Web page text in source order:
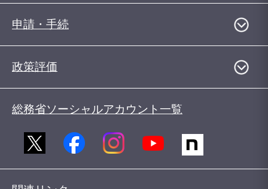
申請・手続
政策評価
総務省ソーシャルアカウント一覧